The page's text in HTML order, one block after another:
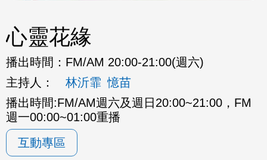
心靈花緣
播出時間： FM/AM 20:00-21:00(週六)
主持人：
林沂霏 憶苗
播出時間:FM/AM週六及週日20:00~21:00，FM
週一00:00~01:00重播
互動專區